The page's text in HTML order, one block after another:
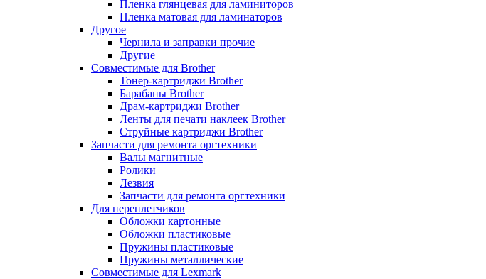
Пленка глянцевая для ламиниторов
Пленка матовая для ламинаторов
Другое
Чернила и заправки прочие
Другие
Совместимые для Brother
Тонер-картриджи Brother
Барабаны Brother
Драм-картриджи Brother
Ленты для печати наклеек Brother
Струйные картриджи Brother
Запчасти для ремонта оргтехники
Валы магнитные
Ролики
Лезвия
Запчасти для ремонта оргтехники
Для переплетчиков
Обложки картонные
Обложки пластиковые
Пружины пластиковые
Пружины металлические
Совместимые для Lexmark